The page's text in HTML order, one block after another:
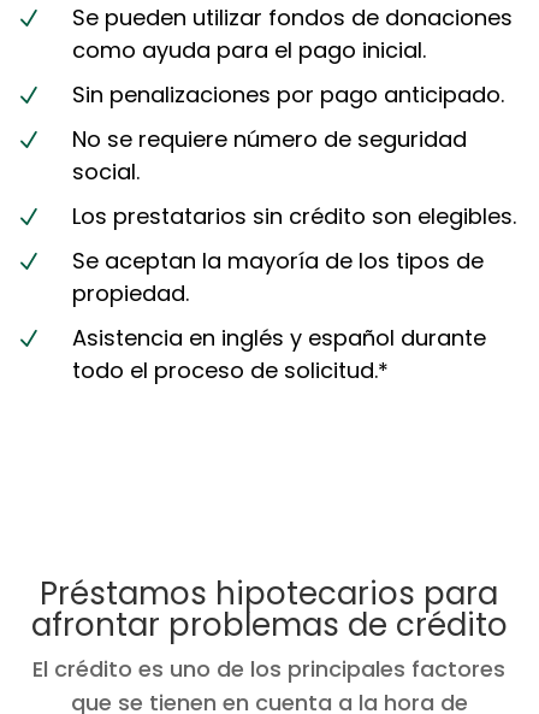
N
Se pueden utilizar fondos de donaciones
como ayuda para el pago inicial.
N Sin penalizaciones por pago anticipado.
N
No se requiere número de seguridad
social.
N Los prestatarios sin crédito son elegibles.
N
Se aceptan la mayoría de los tipos de
propiedad.
N
Asistencia en inglés y español durante
todo el proceso de solicitud.*
Préstamos hipotecarios para
afrontar problemas de crédito
El crédito es uno de los principales factores
que se tienen en cuenta a la hora de